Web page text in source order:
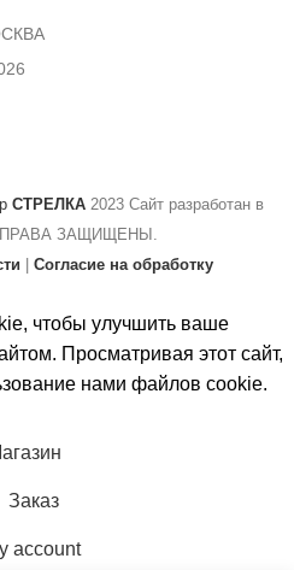
СТРЕЛКА 2023 Сайт разработан в
ЗАЩИЩЕНЫ.
Согласие на обработку
чтобы улучшить ваше
Просматривая этот сайт,
нами файлов cookie.
Заказ
account